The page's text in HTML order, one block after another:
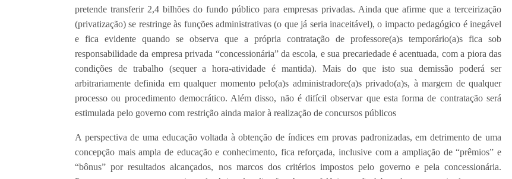
pretende transferir 2,4 bilhões do fundo público para empresas privadas. Ainda que afirme que a terceirização
(privatização) se restringe às funções administrativas (o que já seria inaceitável), o impacto pedagógico é inegável
e fica evidente quando se observa que a própria contratação de professore(a)s temporário(a)s fica sob
responsabilidade da empresa privada “concessionária” da escola, e sua precariedade é acentuada, com a piora das
condições de trabalho (sequer a hora-atividade é mantida). Mais do que isto sua demissão poderá ser
arbitrariamente definida em qualquer momento pelo(a)s administradore(a)s privado(a)s, à margem de qualquer
processo ou procedimento democrático. Além disso, não é difícil observar que esta forma de contratação será
estimulada pelo governo com restrição ainda maior à realização de concursos públicos
A perspectiva de uma educação voltada à obtenção de índices em provas padronizadas, em detrimento de uma
concepção mais ampla de educação e conhecimento, fica reforçada, inclusive com a ampliação de “prêmios” e
“bônus” por resultados alcançados, nos marcos dos critérios impostos pelo governo e pela concessionária.